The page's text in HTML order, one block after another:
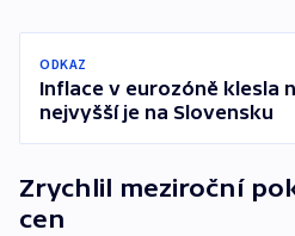
ODKAZ
Inflace v eurozóně klesla
nejvyšší je na Slovensku
Zrychlil meziroční
cen